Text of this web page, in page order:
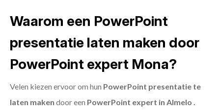
Waarom een PowerPoint
presentatie laten maken door
PowerPoint expert Mona?
Velen kiezen ervoor om hun PowerPoint presentatie te
laten maken door een PowerPoint expert in Almelo .